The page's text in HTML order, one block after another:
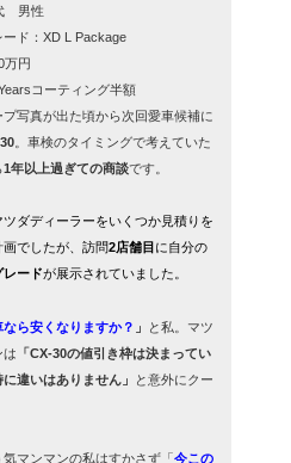
男性
ド：XD L Package
万円
コーティング半額
写真が出た頃から次回愛車候補に
。車検のタイミングで考えていた
1年以上過ぎての商談です。
ダディーラーをいくつか見積りを
でしたが、訪問2店舗目 に自分の
レードが展示されていました。
なら安くなりますか？ 」
と私。マツ
は 「CX-30の値引き枠は決まってい
違いはありません」
と意外にクー
マンマンの私はすかさず「 今この